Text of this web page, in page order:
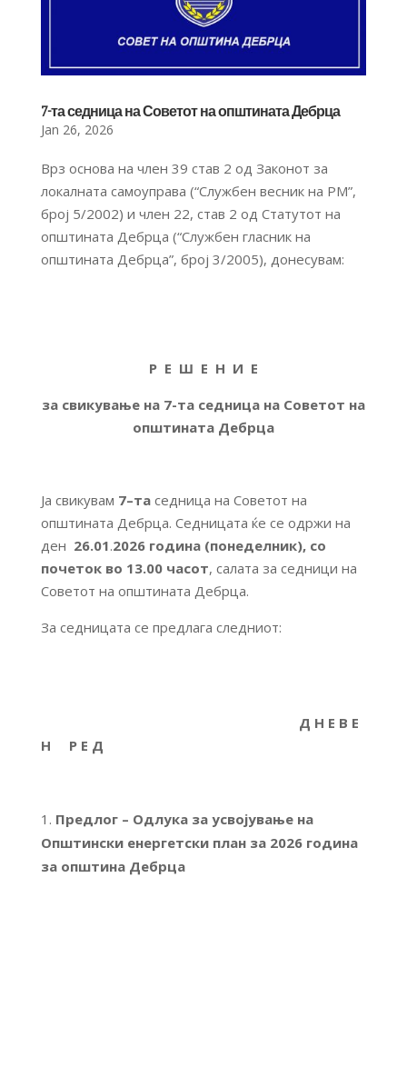
7-та седница на Советот на општината Дебрца
Jan 26, 2026
Врз основа на член 39 став 2 од Законот за
локалната самоуправа (“Службен весник на РМ”,
број 5/2002) и член 22, став 2 од Статутот на
општината Дебрца (“Службен гласник на
општината Дебрца”, број 3/2005), донесувам:
Р Е Ш Е Н И Е
за свикување на 7-та седница на Советот на
општината Дебрца
Ја свикувам 7–таседница на Советот на
општината Дебрца. Седницата ќе се одржи на
ден 26.01.2026 година (понеделник), со
почеток во 13.00 часот, салата за седници на
Советот на општината Дебрца.
За седницата се предлага следниот:
Д Н Е В Е
Н Р Е Д
Предлог – Одлука за усвојување на
Општински енергетски план за 2026 година
за општина Дебрца